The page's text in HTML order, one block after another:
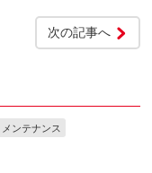
次の記事へ
ンテナンス